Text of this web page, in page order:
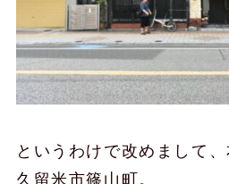
というわけで改めまして
久留米市篠山町。